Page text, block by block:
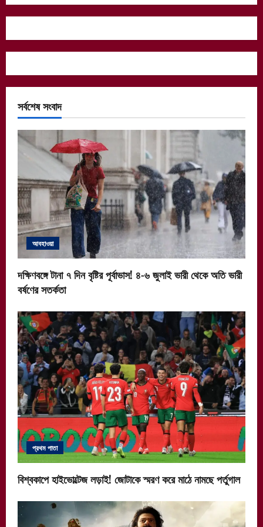
সর্বশেষ সংবাদ
আবহাওয়া
দক্ষিণবঙ্গে টানা ৭ দিন বৃষ্টির পূর্বাভাস! ৪-৬ জুলাই ভারী থেকে অতি ভারী
বর্ষণের সতর্কতা
প্রথম পাতা
বিশ্বকাপে হাইভোল্টেজ লড়াই! জোটাকে স্মরণ করে মাঠে নামছে পর্তুগাল